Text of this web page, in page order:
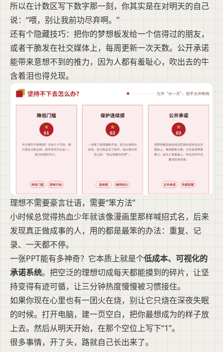
所以在计数区写下数字那一刻，你其实是在对明天的自己
说：“喂，别让我前功尽弃啊。”
还有个隐藏技巧：把你的梦想板发给一个信得过的朋友，
或者干脆发在社交媒体上，每周更新一次天数。公开承诺
能带来意想不到的推力，因为人都有羞耻心，吹出去的牛
含着泪也得兑现。
理想不需要豪言壮语，需要“笨方法”
小时候总觉得热血少年就该像漫画里那样喊招式名，后来
发现真正做成事的人，用的都是最笨的办法：重复、记
录、一天都不停。
一张PPT能有多神奇？它本质上就是个低成本、可视化的
承诺系统。把空泛的理想切成每天都能摸到的碎片，让坚
持变得有迹可循，让三分钟热度慢慢被习惯接住。
如果你现在心里也有一团火在烧，别让它只烧在深夜失眠
的时候。打开电脑，建一页空白，把你最想成为的样子放
上去。然后从明天开始，在那个空位上写下“1”。
很多事情，开了头，路就自己长出来了。